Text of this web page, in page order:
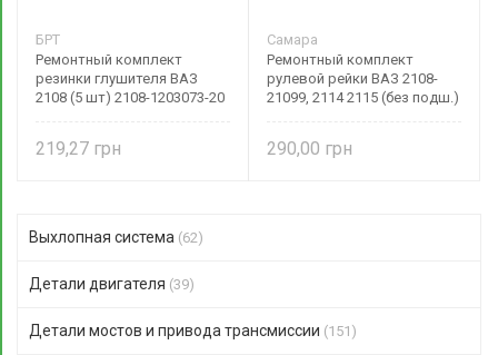
БРТ
Ремонтный комплект
резинки глушителя ВАЗ
2108 (5 шт) 2108-1203073-20
219,27
Самара
Ремонтный комплект
рулевой рейки ВАЗ 2108-
21099, 2114 2115 (без подш.)
290,00
Выхлопная система (62)
Детали двигателя (39)
Детали мостов и привода трансмиссии (151)